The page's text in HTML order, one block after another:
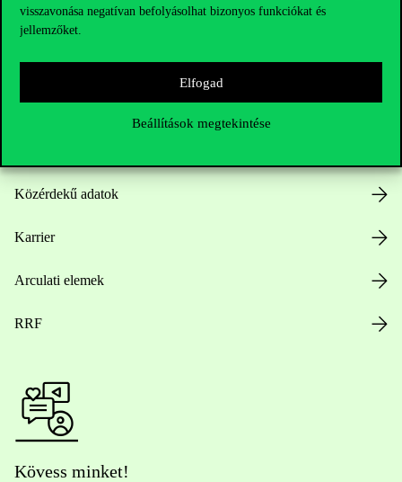
visszavonása negatívan befolyásolhat bizonyos funkciókat és
jellemzőket.
Elfogad
Beállítások megtekintése
Hasznos linkek
Nyitvatartás
Közérdekű adatok
Karrier
Arculati elemek
RRF
Kövess minket!